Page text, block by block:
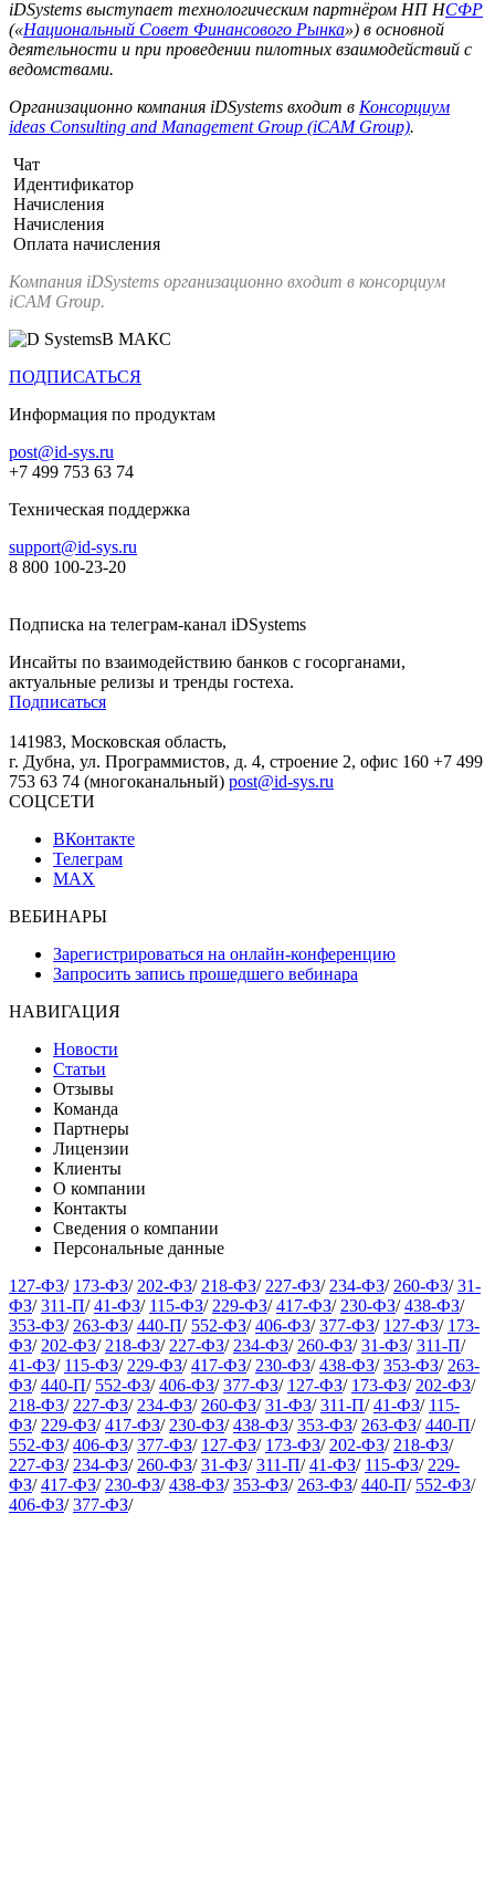
iDSystems выступает технологическим партнёром НП НСФР
(«Национальный Совет Финансового Рынка») в основной
деятельности и при проведении пилотных взаимодействий с
ведомствами.
Организационно компания iDSystems входит в Консорциум
ideas Consulting and Management Group (iCAM Group).
Чат
Идентификатор
Начисления
Начисления
Оплата начисления
Компания iDSystems организационно входит в консорциум
iCAM Group.
В МАКС
ПОДПИСАТЬСЯ
Информация по продуктам
post@id-sys.ru
+7 499 753 63 74
Техническая поддержка
support@id-sys.ru
8 800 100-23-20
Подписка на телеграм-канал iDSystems
Инсайты по взаимодействию банков с госорганами,
актуальные релизы и тренды гостеха.
Подписаться
141983, Московская область,
г. Дубна, ул. Программистов, д. 4, строение 2, офис 160 +7 499
753 63 74 (многоканальный) post@id-sys.ru
СОЦСЕТИ
ВКонтакте
Телеграм
MAX
ВЕБИНАРЫ
Зарегистрироваться на онлайн-конференцию
Запросить запись прошедшего вебинара
НАВИГАЦИЯ
Новости
Статьи
Отзывы
Команда
Партнеры
Лицензии
Клиенты
О компании
Контакты
Сведения о компании
Персональные данные
127-ФЗ/ 173-ФЗ/ 202-ФЗ/ 218-ФЗ/ 227-ФЗ/ 234-ФЗ/ 260-ФЗ/ 31-
ФЗ/ 311-П/ 41-ФЗ/ 115-ФЗ/ 229-ФЗ/ 417-ФЗ/ 230-ФЗ/ 438-ФЗ/
353-ФЗ/ 263-ФЗ/ 440-П/ 552-ФЗ/ 406-ФЗ/ 377-ФЗ/ 127-ФЗ/ 173-
ФЗ/ 202-ФЗ/ 218-ФЗ/ 227-ФЗ/ 234-ФЗ/ 260-ФЗ/ 31-ФЗ/ 311-П/
41-ФЗ/ 115-ФЗ/ 229-ФЗ/ 417-ФЗ/ 230-ФЗ/ 438-ФЗ/ 353-ФЗ/ 263-
ФЗ/ 440-П/ 552-ФЗ/ 406-ФЗ/ 377-ФЗ/ 127-ФЗ/ 173-ФЗ/ 202-ФЗ/
218-ФЗ/ 227-ФЗ/ 234-ФЗ/ 260-ФЗ/ 31-ФЗ/ 311-П/ 41-ФЗ/ 115-
ФЗ/ 229-ФЗ/ 417-ФЗ/ 230-ФЗ/ 438-ФЗ/ 353-ФЗ/ 263-ФЗ/ 440-П/
552-ФЗ/ 406-ФЗ/ 377-ФЗ/ 127-ФЗ/ 173-ФЗ/ 202-ФЗ/ 218-ФЗ/
227-ФЗ/ 234-ФЗ/ 260-ФЗ/ 31-ФЗ/ 311-П/ 41-ФЗ/ 115-ФЗ/ 229-
ФЗ/ 417-ФЗ/ 230-ФЗ/ 438-ФЗ/ 353-ФЗ/ 263-ФЗ/ 440-П/ 552-ФЗ/
406-ФЗ/ 377-ФЗ/